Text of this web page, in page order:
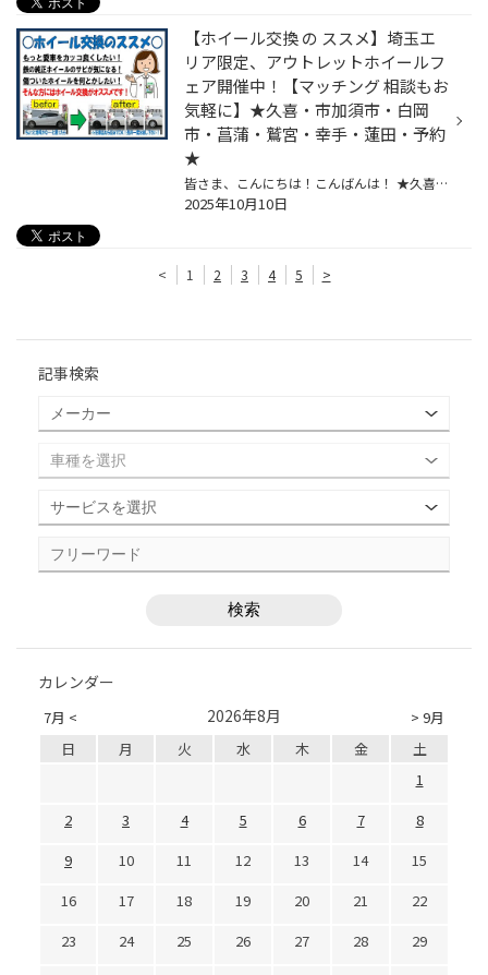
【ホイール交換 の ススメ】埼玉エ
リア限定、アウトレットホイールフ
ェア開催中！【マッチング 相談もお
気軽に】★久喜・市加須市・白岡
市・菖蒲・鷲宮・幸手・蓮田・予約
★
皆さま、こんにちは！こんばんは！ ★久喜警察と久喜インターの間にあるタイヤ館久喜です★ いつも当店WEBをご覧いただきありがとうございます！ 今日はホイール関連のご紹介です。 気になったらアルミホイールの展示も御座いますので、是非見に来て下さいね(^^♪ ーーーーーーーーーーーー▼タイヤ館か...
2025年10月10日
< 1 2 3 4 5 >
記事検索
カレンダー
7月 < > 9月
2026年8月
日 月 火 水 木 金
土
1
2
3 4 5 6 7
8
9
10 11 12 13 14
15
16
17 18 19 20 21
22
23
24 25 26 27 28
29